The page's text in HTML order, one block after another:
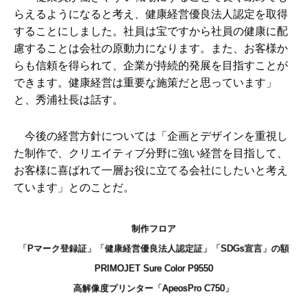
らえるようになると考え、健康経営優良法人認定を取得
することにしました。社員は宝ですから社員の健康に配
慮することは会社の原動力になります。また、お客様か
らも信頼を得られて、企業が持続的発展を目指すことが
できます。健康経営は重要な施策だと思っています」
と、秀浦社長は話す。
今後の経営方針については「企画とデザインを重視し
た制作で、クリエイティブ分野に強い経営を目指して、
お客様に喜ばれて一層お役に立てる会社にしたいと考え
ています」とのことだ。
制作フロア
「Pマーク登録証」「健康経営優良法人認定証」「SDGs宣言」の額
PRIMOJET Sure Color P9550
高解像度プリンター「ApeosPro C750」